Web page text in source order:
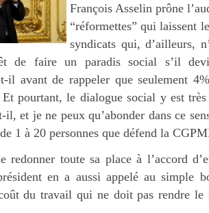
François Asselin prône
“réformettes” qui laissent
syndicats qui, d’ailleurs,
de faire un paradis social s’il
t-il avant de rappeler que seulement
pourtant, le dialogue social y est
il, et je ne peux qu’abonder dans ce
1 à 20 personnes que défend la
redonner toute sa place à l’accord
en a aussi appelé au simple
du travail qui ne doit pas rendre le